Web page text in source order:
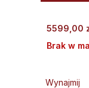
Wynajmij
5599,00
Brak w